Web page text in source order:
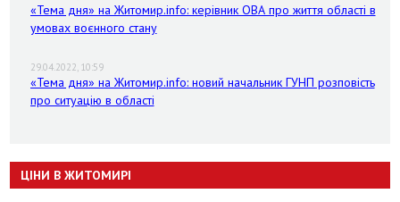
«Тема дня» на Житомир.info: керівник ОВА про життя області в
умовах воєнного стану
29.04.2022, 10:59
«Тема дня» на Житомир.info: новий начальник ГУНП розповість
про ситуацію в області
ЦІНИ В ЖИТОМИРІ